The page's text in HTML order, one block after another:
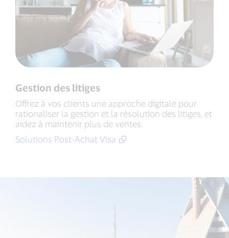
Gestion des litiges
Offrez à vos clients une approche digitale pour
rationaliser la gestion et la résolution des litiges, et
aidez à maintenir plus de ventes.
Solutions Post-Achat Visa